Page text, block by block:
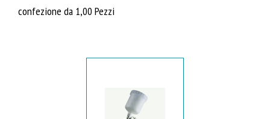
confezione da 1,00 Pezzi